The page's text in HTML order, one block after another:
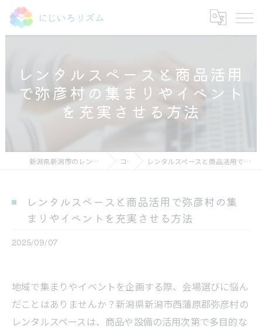
レンタルスペースと商品活用
で弥彦村の集まりやイベント
を充実させる方法
新潟県新潟市のレンタルスペースならにじいろリズム コラム レンタルスペースと商品活用で弥彦村の集まりやイベントを充実させる方法
レンタルスペースと商品活用で弥彦村の集
まりやイベントを充実させる方法
2025/09/07
地域で集まりやイベントを企画する際、会場選びに悩ん
だことはありませんか？新潟県新潟市西蒲原郡弥彦村の
レンタルスペースは、商品や設備の活用次第で多目的な